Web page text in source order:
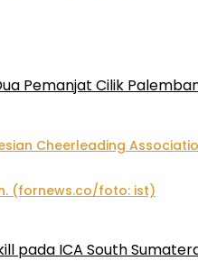
Pemanjat Cilik
pada ICA South